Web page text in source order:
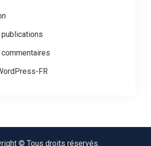
FR
© Tous droits réservés.